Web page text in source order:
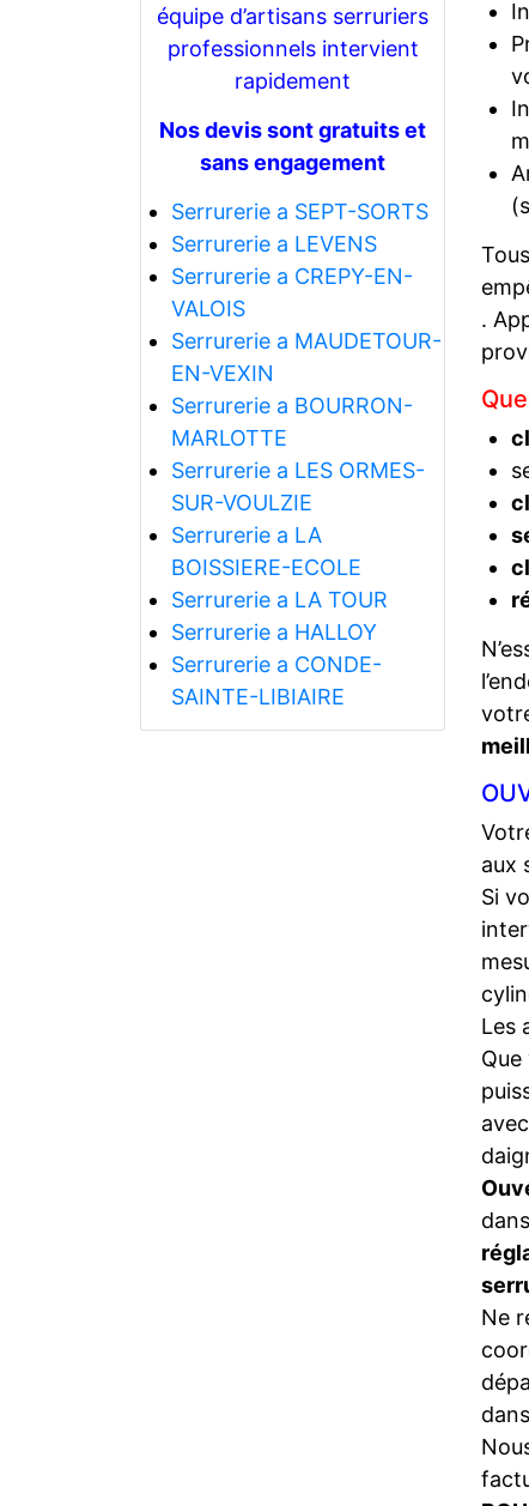
équipe d’artisans serruriers
professionnels intervient
rapidement
Nos devis sont gratuits et
sans engagement
Serrurerie a SEPT-SORTS
Serrurerie a LEVENS
Serrurerie a CREPY-EN-
VALOIS
Serrurerie a MAUDETOUR-
EN-VEXIN
Serrurerie a BOURRON-
MARLOTTE
Serrurerie a LES ORMES-
SUR-VOULZIE
Serrurerie a LA
BOISSIERE-ECOLE
Serrurerie a LA TOUR
Serrurerie a HALLOY
Serrurerie a CONDE-
SAINTE-LIBIAIRE
.
aux
Si
Les
Que
Ne